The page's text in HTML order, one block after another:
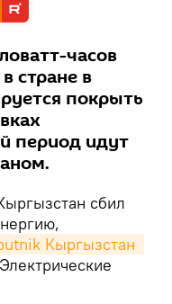
часов
стране в
покрыть
период идут
сбил